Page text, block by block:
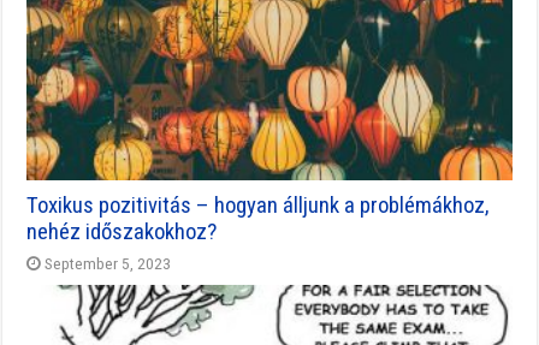
Toxikus pozitivitás – hogyan álljunk a problémákhoz,
nehéz időszakokhoz?
September 5, 2023